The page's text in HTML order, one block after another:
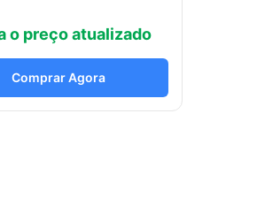
o preço atualizado
Comprar Agora